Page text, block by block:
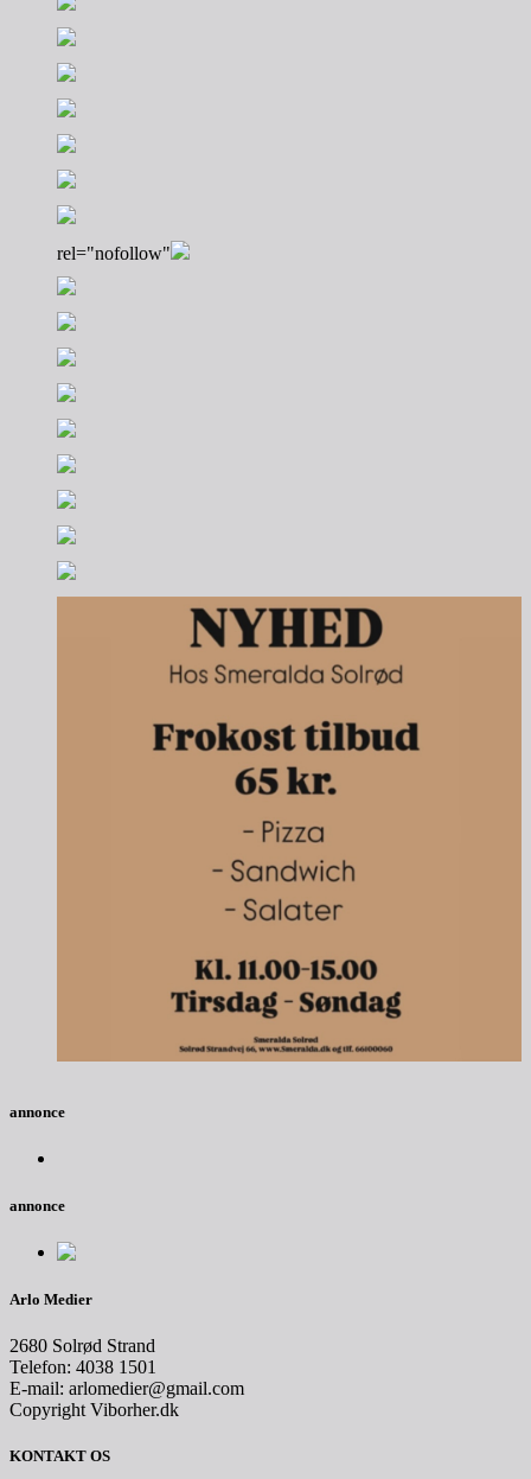
rel="nofollow"
annonce
annonce
Arlo Medier
2680 Solrød Strand
Telefon: 4038 1501
E-mail: arlomedier@gmail.com
Copyright Viborher.dk
KONTAKT OS